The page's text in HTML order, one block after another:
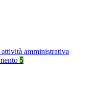
amministrativa
5